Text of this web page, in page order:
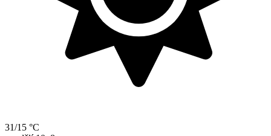
31/15 °C